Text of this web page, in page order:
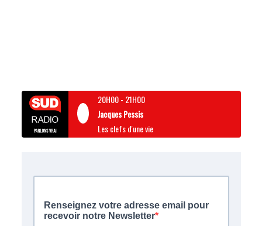
20H00- 21H00
Jacques Pessis
Les clefs d'une vie